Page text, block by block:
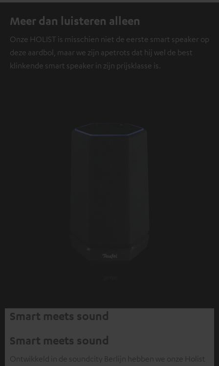
Meer dan luisteren alleen
Onze HOLIST is misschien niet de eerste smart speaker op
deze aardbol, maar we zijn apetrots dat hij wel de best
klinkende smart speaker in zijn prijsklasse is.
Smart meets sound
Smart meets sound
Ontwikkeld in de soundcity Berlijn hebben we onze Holist